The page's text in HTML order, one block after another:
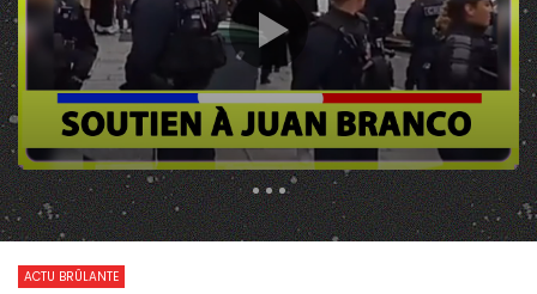
8 685 Views
1 554 0
ACTU BRÛLANTE